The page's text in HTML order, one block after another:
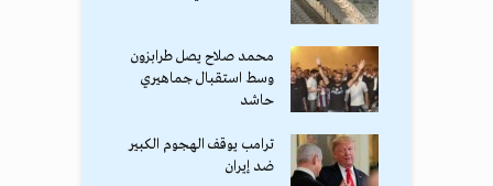
محمد صلاح يصل طرابزون
وسط استقبال جماهيري
حاشد
ترامب يوقف الهجوم الكبير
ضد إيران